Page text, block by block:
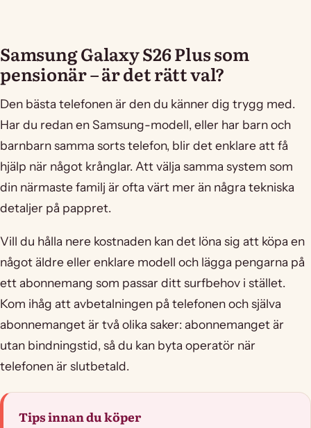
Samsung Galaxy S26 Plus som
pensionär – är det rätt val?
Den bästa telefonen är den du känner dig trygg med.
Har du redan en Samsung-modell, eller har barn och
barnbarn samma sorts telefon, blir det enklare att få
hjälp när något krånglar. Att välja samma system som
din närmaste familj är ofta värt mer än några tekniska
detaljer på pappret.
Vill du hålla nere kostnaden kan det löna sig att köpa en
något äldre eller enklare modell och lägga pengarna på
ett abonnemang som passar ditt surfbehov i stället.
Kom ihåg att avbetalningen på telefonen och själva
abonnemanget är två olika saker: abonnemanget är
utan bindningstid, så du kan byta operatör när
telefonen är slutbetald.
Tips innan du köper